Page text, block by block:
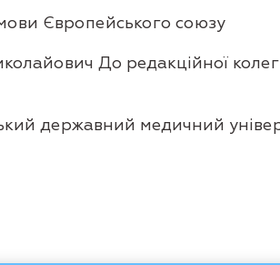
Європейського союзу
До редакційної
державний медичний